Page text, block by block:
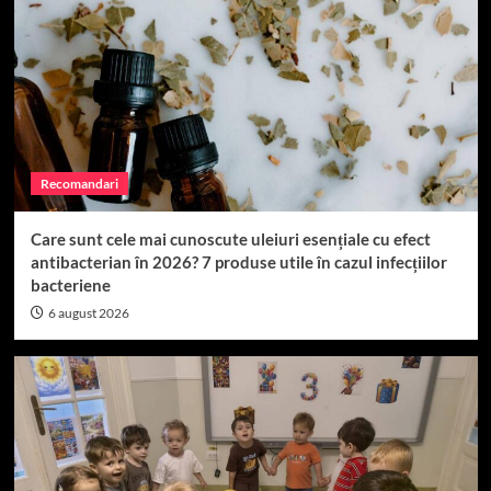
4
Top 15
Cum sa construiesti o echipa de succes
5
Top 15
Când se seamănă porumbul: Perioada ideală în
România
Top 15
Top 15 Magazine Online de Suplimente
Producătorii Plastika Kritis și Geo Polska: ce
trebuie să știi despre calitatea foliilor solare
premium
Recomandari
Care sunt cele mai cunoscute uleiuri esențiale cu efect
antibacterian în 2026? 7 produse utile în cazul infecțiilor
bacteriene
6 august 2026